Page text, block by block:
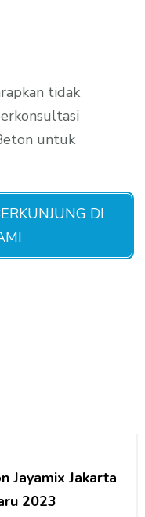
tidak
untuk
DI
Jayamix Jakarta
2023